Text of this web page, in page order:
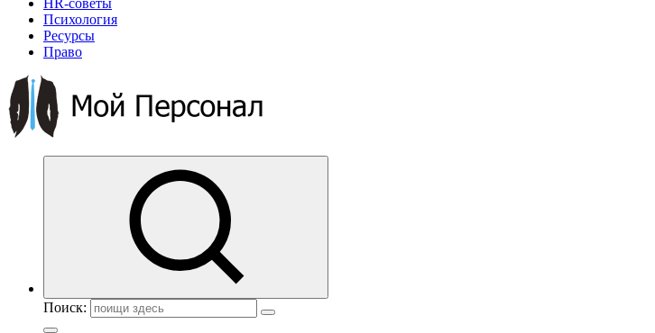
HR-советы
Психология
Ресурсы
Право
Поиск: